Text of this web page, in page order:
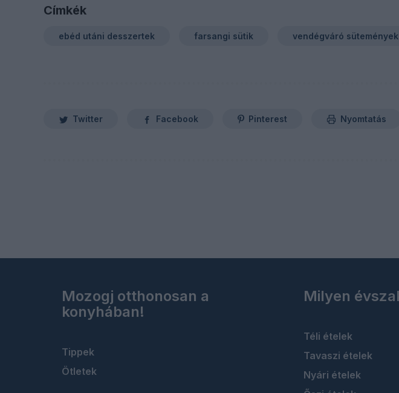
Címkék
ebéd utáni desszertek farsangi sütik vendégváró sütemények
Twitter Facebook Pinterest Nyomtatás
Mozogj otthonosan a
konyhában!
Tippek
Ötletek
Milyen
Téli ételek
Tavaszi ételek
Nyári ételek